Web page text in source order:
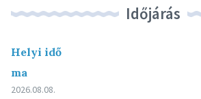
Időjárás
Helyi idő
ma
2026.08.08.